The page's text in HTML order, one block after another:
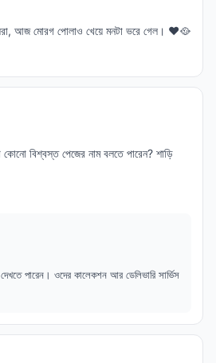
আজ মোরগ পোলাও খেয়ে মনটা ভরে গেল। ❤️🥘
বিশ্বস্ত পেজের নাম বলতে পারেন? শাড়ি
পারেন। ওদের কালেকশন আর ডেলিভারি সার্ভিস